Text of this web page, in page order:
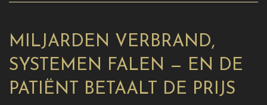
MILJARDEN VERBRAND,
SYSTEMEN FALEN — EN DE
PATIËNT BETAALT DE PRIJS